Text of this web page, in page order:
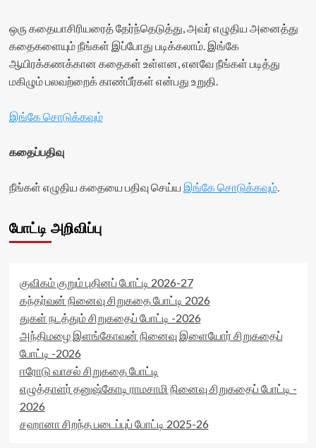
ஒரு கதையாசிரியரைத் தேர்ந்தெடுத்து, அவர் எழுதிய அனைத்து
கதைகளையும் நீங்கள் இப்போது படிக்கலாம். இங்கே
ஆயிரக்கணக்கான கதைகள் உள்ளன, எனவே நீங்கள் படித்து
மகிழும் பலவற்றைக் காண்பீர்கள் என்பது உறுதி.
இங்கே சொடுக்கவும்
கதைப்பதிவு
நீங்கள் எழுதிய கதையை பதிவு செய்ய இங்கே சொடுக்கவும்.
போட்டி அறிவிப்பு
குவிகம் குறும் புதினப் போட்டி 2026-27
கந்தர்வன் நினைவு சிறுகதை போட்டி 2026
துகள் நடத்தும் சிறுகதைப் போட்டி -2026
அந்திமழை இளங்கோவன் நினைவு இளையோர் சிறுகதைப்
போட்டி -2026
ஈரோடு வாசல் சிறுகதை போட்டி
எழுத்தாளர் தனுஷ்கோடி ராமசாமி நினைவு சிறுகதைப் போட்டி -
2026
சஹானா சிறந்த படைப்புப் போட்டி 2025-26